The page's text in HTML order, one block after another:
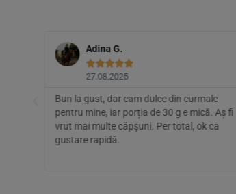
Adina G.

27.08.2025
Bun la gust, dar cam dulce din curmale
pentru mine, iar porția de 30 g e mică. Aș fi
vrut mai multe căpșuni. Per total, ok ca
gustare rapidă.